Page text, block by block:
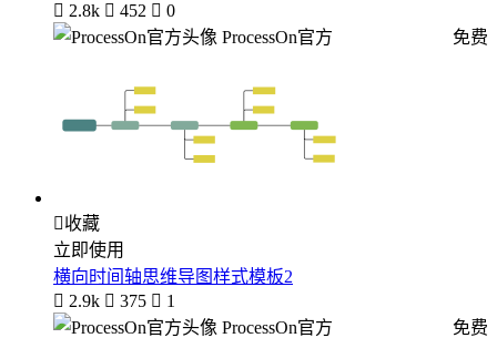
 2.8k  452  0
ProcessOn官方
免费
收藏
立即使用
横向时间轴思维导图样式模板2
 2.9k  375  1
ProcessOn官方
免费